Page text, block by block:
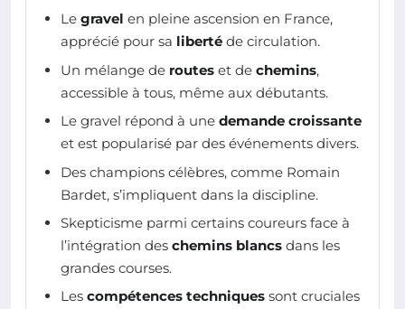
Le gravel en pleine ascension en France,
apprécié pour sa liberté de circulation.
Un mélange de routes et de chemins,
accessible à tous, même aux débutants.
Le gravel répond à une demande croissante
et est popularisé par des événements divers.
Des champions célèbres, comme Romain
Bardet, s’impliquent dans la discipline.
Skepticisme parmi certains coureurs face à
l’intégration des chemins blancs dans les
grandes courses.
Les compétences techniques sont cruciales